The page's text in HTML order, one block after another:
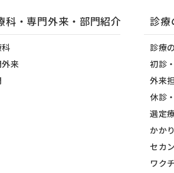
科・専門外来・部門紹介
来
診療
診療
初診
外来
休診
選定
かか
セカ
ワク